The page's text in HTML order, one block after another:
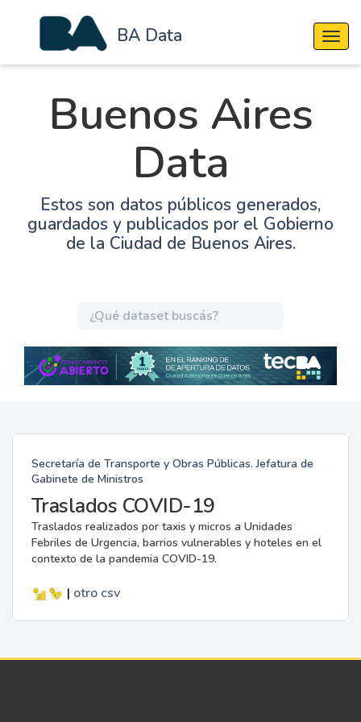
BA Data
Buenos Aires
Data
Estos son datos públicos generados,
guardados y publicados por el Gobierno
de la Ciudad de Buenos Aires.
Secretaría de Transporte y Obras Públicas. Jefatura de
Gabinete de Ministros
Traslados COVID-19
Traslados realizados por taxis y micros a Unidades
Febriles de Urgencia, barrios vulnerables y hoteles en el
contexto de la pandemia COVID-19.
| otro csv